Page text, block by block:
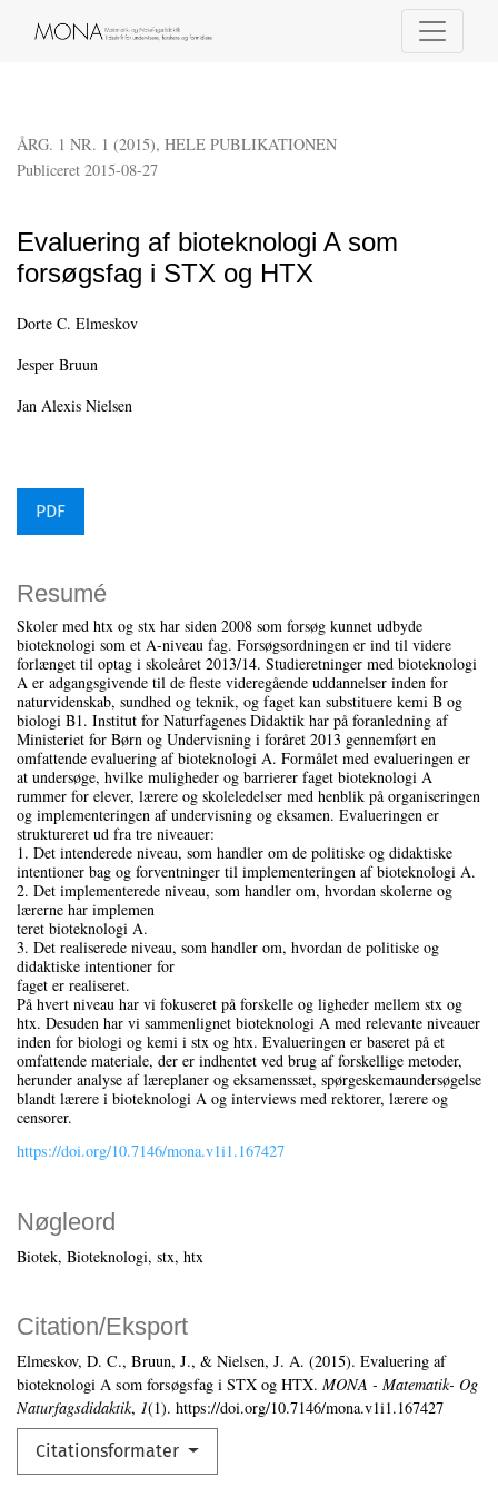
ÅRG. 1 NR. 1 (2015), HELE PUBLIKATIONEN
Evaluering af bioteknologi A som
forsøgsfag i STX og HTX
Publiceret 2015-08-27
Dorte C. Elmeskov
Jesper Bruun
Jan Alexis Nielsen
PDF
Nøgleord
Biotek Bioteknologi stx htx
Citation/Eksport
Elmeskov, D. C., Bruun, J., & Nielsen, J. A. (2015). Evaluering af
bioteknologi A som forsøgsfag i STX og HTX. MONA - Matematik- Og
Naturfagsdidaktik, 1(1). https://doi.org/10.7146/mona.v1i1.167427
Citationsformater
Resumé
Skoler med htx og stx har siden 2008 som forsøg kunnet udbyde
bioteknologi som et A-niveau fag. Forsøgsordningen er ind til videre
forlænget til optag i skoleåret 2013/14. Studieretninger med bioteknologi
A er adgangsgivende til de fleste videregående uddannelser inden for
naturvidenskab, sundhed og teknik, og faget kan substituere kemi B og
biologi B1. Institut for Naturfagenes Didaktik har på foranledning af
Ministeriet for Børn og Undervisning i foråret 2013 gennemført en
omfattende evaluering af bioteknologi A. Formålet med evalueringen er
at undersøge, hvilke muligheder og barrierer faget bioteknologi A
rummer for elever, lærere og skoleledelser med henblik på organiseringen
og implementeringen af undervisning og eksamen. Evalueringen er
struktureret ud fra tre niveauer:
1. Det intenderede niveau, som handler om de politiske og didaktiske
intentioner bag og forventninger til implementeringen af bioteknologi A.
2. Det implementerede niveau, som handler om, hvordan skolerne og
lærerne har implemen
teret bioteknologi A.
3. Det realiserede niveau, som handler om, hvordan de politiske og
didaktiske intentioner for
faget er realiseret.
På hvert niveau har vi fokuseret på forskelle og ligheder mellem stx og
htx. Desuden har vi sammenlignet bioteknologi A med relevante niveauer
inden for biologi og kemi i stx og htx. Evalueringen er baseret på et
omfattende materiale, der er indhentet ved brug af forskellige metoder,
herunder analyse af læreplaner og eksamenssæt, spørgeskemaundersøgelse
blandt lærere i bioteknologi A og interviews med rektorer, lærere og
censorer.
https://doi.org/10.7146/mona.v1i1.167427